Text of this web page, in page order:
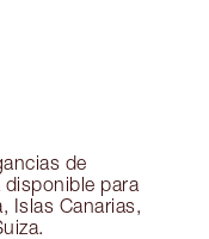
de
para
Islas Canarias,